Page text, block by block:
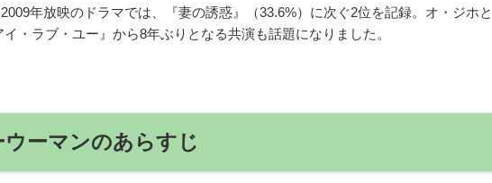
年放映のドラマでは、『妻の誘惑』（33.6%）に次ぐ2位を記録。オ・ジホと
・ラブ・ユー』から8年ぶりとなる共演も話題になりました。
ーマンのあらすじ